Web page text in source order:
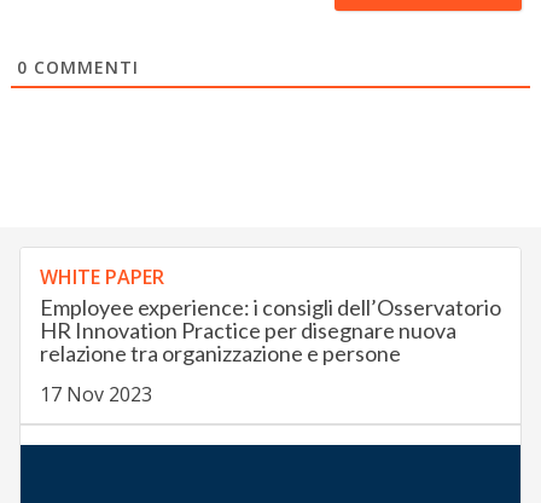
0 COMMENTI
WHITE PAPER
Employee experience: i consigli dell’Osservatorio
HR Innovation Practice per disegnare nuova
relazione tra organizzazione e persone
17 Nov 2023